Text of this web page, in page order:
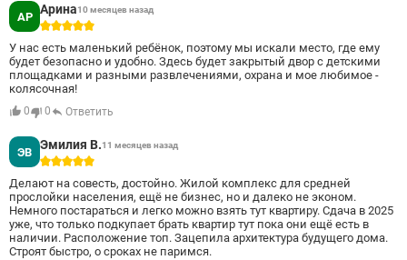
АР
Арина10 месяцев назад
5
У нас есть маленький ребёнок, поэтому мы искали место, где ему
будет безопасно и удобно. Здесь будет закрытый двор с детскими
площадками и разными развлечениями, охрана и мое любимое -
колясочная!
0 0 Ответить
ЭВ
Эмилия В.11 месяцев назад
5
Делают на совесть, достойно. Жилой комплекс для средней
прослойки населения, ещё не бизнес, но и далеко не эконом.
Немного постараться и легко можно взять тут квартиру. Сдача в 2025
уже, что только подкупает брать квартир тут пока они ещё есть в
наличии. Расположение топ. Зацепила архитектура будущего дома.
Строят быстро, о сроках не паримся.